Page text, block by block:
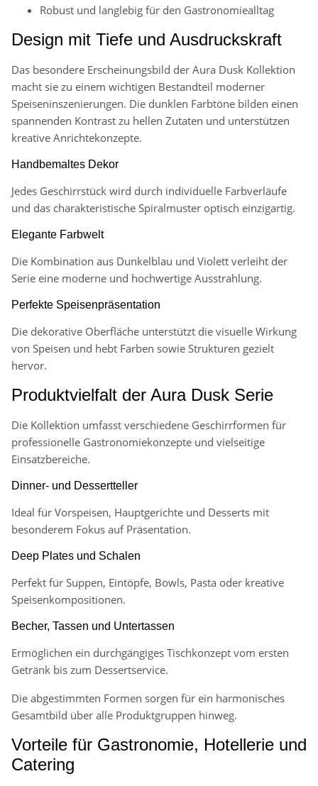
Robust und langlebig für den Gastronomiealltag
Design mit Tiefe und Ausdruckskraft
Das besondere Erscheinungsbild der Aura Dusk Kollektion
macht sie zu einem wichtigen Bestandteil moderner
Speiseninszenierungen. Die dunklen Farbtöne bilden einen
spannenden Kontrast zu hellen Zutaten und unterstützen
kreative Anrichtekonzepte.
Handbemaltes Dekor
Jedes Geschirrstück wird durch individuelle Farbverläufe
und das charakteristische Spiralmuster optisch einzigartig.
Elegante Farbwelt
Die Kombination aus Dunkelblau und Violett verleiht der
Serie eine moderne und hochwertige Ausstrahlung.
Perfekte Speisenpräsentation
Die dekorative Oberfläche unterstützt die visuelle Wirkung
von Speisen und hebt Farben sowie Strukturen gezielt
hervor.
Produktvielfalt der Aura Dusk Serie
Die Kollektion umfasst verschiedene Geschirrformen für
professionelle Gastronomiekonzepte und vielseitige
Einsatzbereiche.
Dinner- und Dessertteller
Ideal für Vorspeisen, Hauptgerichte und Desserts mit
besonderem Fokus auf Präsentation.
Deep Plates und Schalen
Perfekt für Suppen, Eintöpfe, Bowls, Pasta oder kreative
Speisenkompositionen.
Becher, Tassen und Untertassen
Ermöglichen ein durchgängiges Tischkonzept vom ersten
Getränk bis zum Dessertservice.
Die abgestimmten Formen sorgen für ein harmonisches
Gesamtbild über alle Produktgruppen hinweg.
Vorteile für Gastronomie, Hotellerie und
Catering